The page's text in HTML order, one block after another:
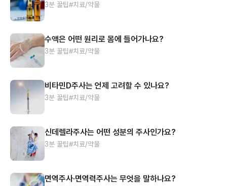
3분 꿀팁#치료/약물
수액은 어떤 원리로 몸에 들어가나요?
3분 꿀팁#치료/약물
비타민D주사는 언제 고려할 수 있나요?
3분 꿀팁#치료/약물
신데렐라주사는 어떤 성분의 주사인가요?
3분 꿀팁#치료/약물
면역주사·면역력주사는 무엇을 말하나요?